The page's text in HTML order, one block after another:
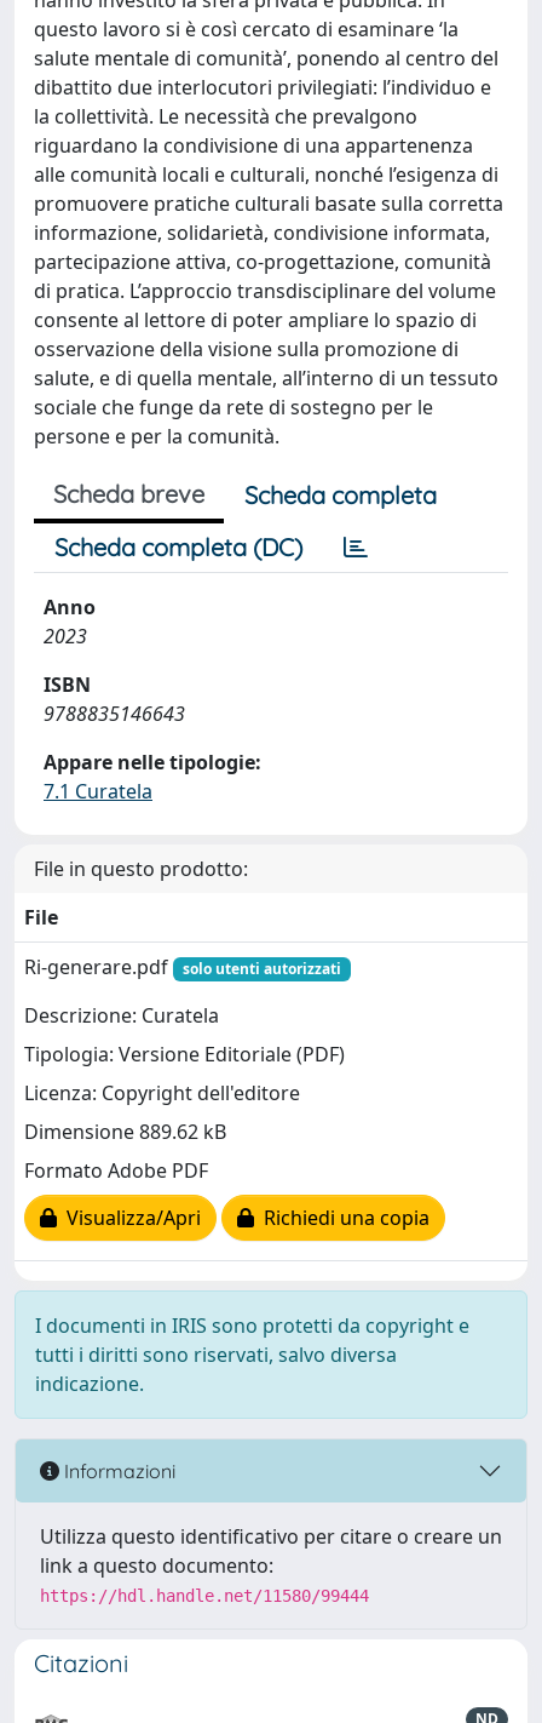
questo lavoro si è così cercato di esaminare ‘la
salute mentale di comunità’, ponendo al centro del
dibattito due interlocutori privilegiati: l’individuo e
la collettività. Le necessità che prevalgono
riguardano la condivisione di una appartenenza
alle comunità locali e culturali, nonché l’esigenza di
promuovere pratiche culturali basate sulla corretta
informazione, solidarietà, condivisione informata,
partecipazione attiva, co-progettazione, comunità
di pratica. L’approccio transdisciplinare del volume
consente al lettore di poter ampliare lo spazio di
osservazione della visione sulla promozione di
salute, e di quella mentale, all’interno di un tessuto
sociale che funge da rete di sostegno per le
persone e per la comunità.
Scheda breve
Scheda completa
Scheda completa (DC)
Anno
2023
ISBN
9788835146643
Appare nelle tipologie:
7.1 Curatela
File in questo prodotto:
File
Ri-generare.pdf
solo utenti autorizzati
Descrizione: Curatela
Tipologia: Versione Editoriale (PDF)
Licenza: Copyright dell'editore
Dimensione 889.62 kB
Formato Adobe PDF
Visualizza/Apri
Richiedi una copia
I documenti in IRIS sono protetti da copyright e
tutti i diritti sono riservati, salvo diversa
indicazione.
Informazioni
Utilizza questo identificativo per citare o creare un
link a questo documento:
https://hdl.handle.net/11580/99444
Citazioni